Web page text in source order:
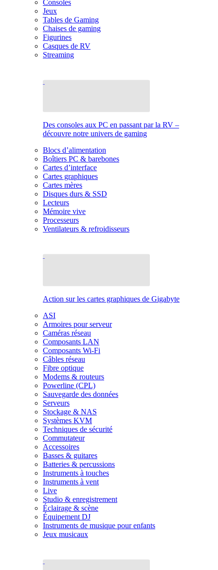
Consoles
Jeux
Tables de Gaming
Chaises de gaming
Figurines
Casques de RV
Streaming
Des consoles aux PC en passant par la RV –
découvre notre univers de gaming
Blocs d’alimentation
Boîtiers PC & barebones
Cartes d’interface
Cartes graphiques
Cartes mères
Disques durs & SSD
Lecteurs
Mémoire vive
Processeurs
Ventilateurs & refroidisseurs
Action sur les cartes graphiques de Gigabyte
ASI
Armoires pour serveur
Caméras réseau
Composants LAN
Composants Wi-Fi
Câbles réseau
Fibre optique
Modems & routeurs
Powerline (CPL)
Sauvegarde des données
Serveurs
Stockage & NAS
Systèmes KVM
Techniques de sécurité
Commutateur
Accessoires
Basses & guitares
Batteries & percussions
Instruments à touches
Instruments à vent
Live
Studio & enregistrement
Éclairage & scène
Équipement DJ
Instruments de musique pour enfants
Jeux musicaux